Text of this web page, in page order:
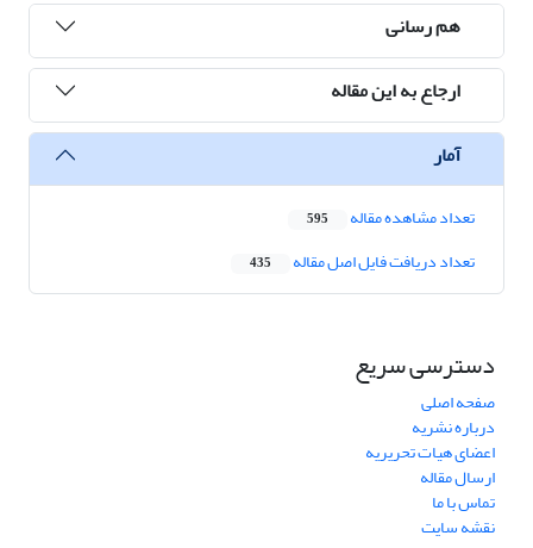
هم رسانی
ارجاع به این مقاله
آمار
تعداد مشاهده مقاله 595
تعداد دریافت فایل اصل مقاله 435
دسترسی سریع
صفحه اصلی
درباره نشریه
اعضای هیات تحریریه
ارسال مقاله
تماس با ما
نقشه سایت